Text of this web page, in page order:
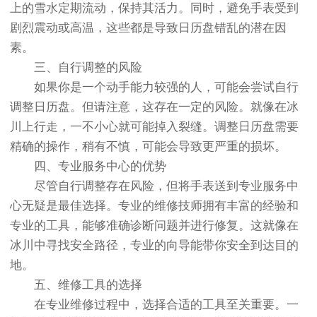
上的雪水定期流动，保持其活力。同时，避免手表受到
剧烈震动或高温，这些都是导致日历盘错乱的潜在因
素。
三、自行调整的风险
如果你是一个动手能力较强的人，可能会尝试自行
调整日历盘。但请注意，这存在一定的风险。就像在冰
川上行走，一不小心就可能掉入裂缝。调整日历盘需要
精确的操作，稍有不慎，可能会导致更严重的损坏。
四、专业服务中心的优势
尽管自行调整存在风险，但将手表送到专业服务中
心无疑是最佳选择。专业的维修技师拥有丰富的经验和
专业的工具，能够准确诊断问题并进行修复。这就像在
冰川中寻找安全路径，专业的向导能带你安全到达目的
地。
五、维修工具的选择
在专业维修过程中，选择合适的工具至关重要。一